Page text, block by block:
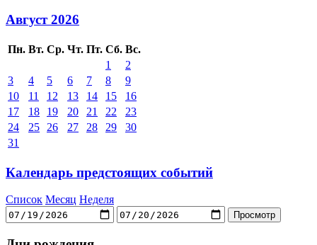
Август 2026
Пн. Вт. Ср. Чт. Пт. Сб. Вс.
1
2
3
4 5 6 7 8
9
10
11 12 13 14 15
16
17
18 19 20 21 22
23
24
25 26 27 28 29
30
31
Календарь предстоящих событий
Список Месяц Неделя